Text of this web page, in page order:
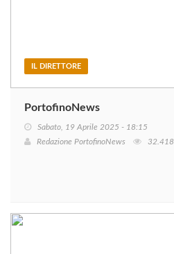
IL DIRETTORE
PortofinoNews
Sabato, 19 Aprile 2025 - 18:15
Redazione PortofinoNews
32.418